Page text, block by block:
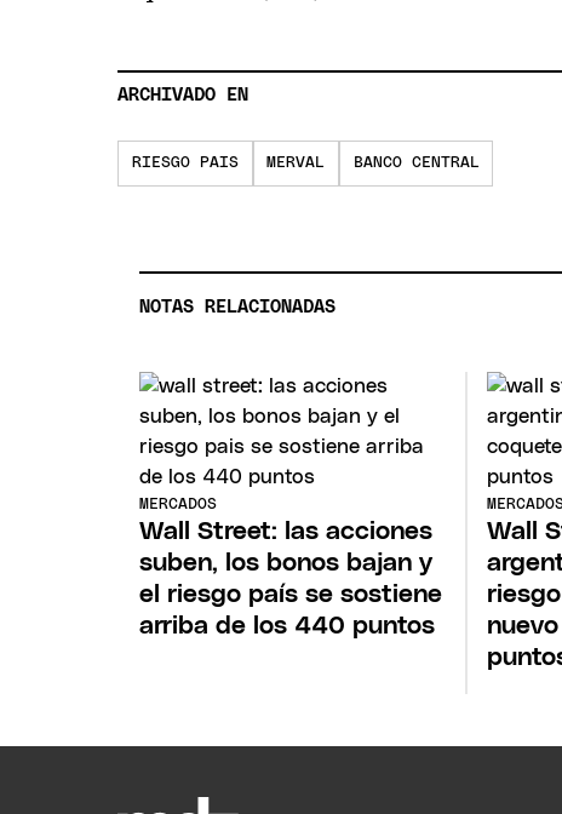
ARCHIVADO EN
RIESGO PAIS MERVAL BANCO CENTRAL
NOTAS RELACIONADAS
MERCADOS
Wall Street: las acciones
suben, los bonos bajan y
el riesgo país se sostiene
arriba de los 440 puntos
Wall